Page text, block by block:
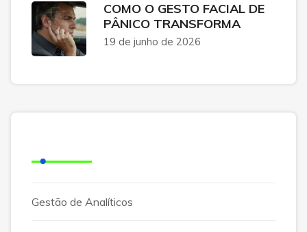
COMO O GESTO FACIAL DE
PÂNICO TRANSFORMA
19 de junho de 2026
Gestão de Analíticos